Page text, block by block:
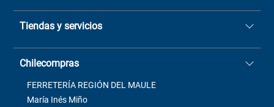
Quiénes somos
Sucursales
Términos y condiciones
Contacto
Venta Terreno
Tiendas y servicios
Casa Matriz: Avenida Chorrillos
2137 San Javier, Fono (73)
Chilecompras
FERRETERÍA REGIÓN DEL MAULE
María Inés Miño